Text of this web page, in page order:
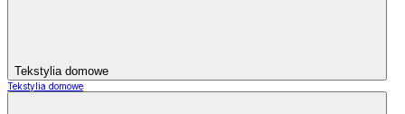
Tekstylia domowe
Tekstylia domowe